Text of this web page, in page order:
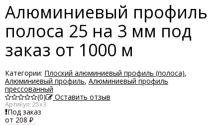
Алюминиевый профиль
полоса 25 на 3 мм под
заказ от 1000 м
Категории: Плоский алюминиевый профиль (полоса),
Алюминиевый профиль, Алюминиевый профиль
прессованный
(0)
Оставить отзыв
Артикул: 25х3
Под заказ
от 208 ₽